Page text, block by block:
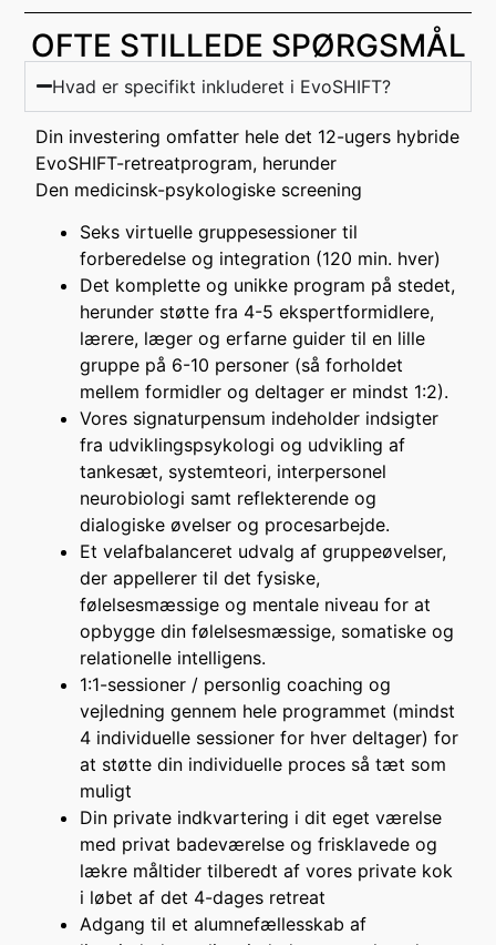
OFTE STILLEDE SPØRGSMÅL
Hvad er specifikt inkluderet i EvoSHIFT?
Din investering omfatter hele det 12-ugers hybride
EvoSHIFT-retreatprogram, herunder
Den medicinsk-psykologiske screening
Seks virtuelle gruppesessioner til
forberedelse og integration (120 min. hver)
Det komplette og unikke program på stedet,
herunder støtte fra 4-5 ekspertformidlere,
lærere, læger og erfarne guider til en lille
gruppe på 6-10 personer (så forholdet
mellem formidler og deltager er mindst 1:2).
Vores signaturpensum indeholder indsigter
fra udviklingspsykologi og udvikling af
tankesæt, systemteori, interpersonel
neurobiologi samt reflekterende og
dialogiske øvelser og procesarbejde.
Et velafbalanceret udvalg af gruppeøvelser,
der appellerer til det fysiske,
følelsesmæssige og mentale niveau for at
opbygge din følelsesmæssige, somatiske og
relationelle intelligens.
1:1-sessioner / personlig coaching og
vejledning gennem hele programmet (mindst
4 individuelle sessioner for hver deltager) for
at støtte din individuelle proces så tæt som
muligt
Din private indkvartering i dit eget værelse
med privat badeværelse og frisklavede og
lækre måltider tilberedt af vores private kok
i løbet af det 4-dages retreat
Adgang til et alumnefællesskab af